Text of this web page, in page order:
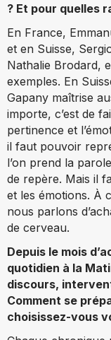
? Et pour quelles
En France,
et en Suisse,
Nathalie Brodard,
exemples. En
Gapany maîtrise
importe, c’est de
pertinence et
il faut pouvoir
l’on prend la
de repère. Mais il
et les émotions. À
nous parlons
de cerveau.
Depuis le mois
quotidien à la
discours,
Comment se
choisissez-vous